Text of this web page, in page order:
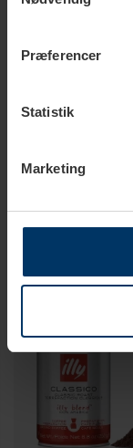
Præferencer
Statistik
Marketing
Illy Decaf E.S.E Pods